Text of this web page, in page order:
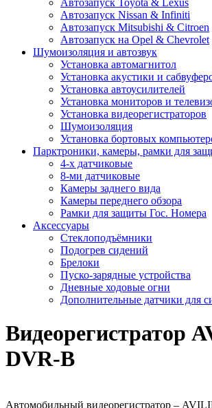
Автозапуск Nissan & Infiniti
Автозапуск Mitsubishi & Citroen
Автозапуск на Opel & Chevrolet
Шумоизоляция и автозвук
Установка автомагнитол
Установка акустики и
Установка автоусилителей
Установка мониторов и
Установка видеорегистраторов
Шумоизоляция
Установка бортовых
Парктроники, камеры, рамки для
4-х датчиковые
8-ми датчиковые
Камеры заднего вида
Камеры переднего обзора
Рамки для защиты Гос. Номера
Аксессуары
Стеклоподъёмники
Подогрев сидений
Брелоки
Пуско-зарядные устройства
Дневные ходовые огни
Дополнительные датчики для
Видеорегистратор
DVR-B
Автомобильный видеорегистратор –